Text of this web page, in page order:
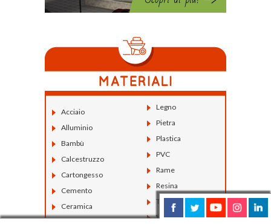
Acciaio
Alluminio
Bambù
Calcestruzzo
Cartongesso
Cemento
Ceramica
Legno
Pietra
Plastica
PVC
Rame
Resina
Tessuti
Vetro